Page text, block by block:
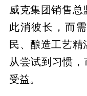
威克集团销售
此消彼长，而
民、酿造工艺
从尝试到习惯
受益。